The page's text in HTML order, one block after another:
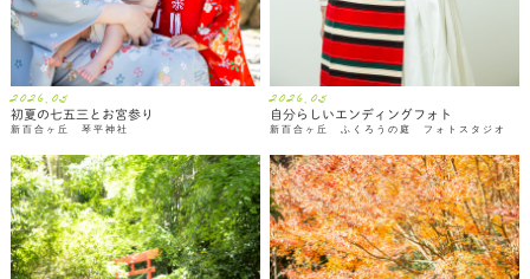
2026.05
初夏の七五三とお宮参り
新百合ヶ丘 琴平神社
2026.05
自分らしいエンディングフォト
新百合ヶ丘 ふくろうの庭 フォトスタジオ